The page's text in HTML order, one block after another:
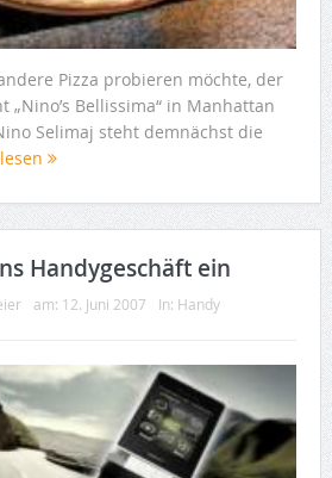
Pizza probieren möchte, der
„Nino’s Bellissima“ in Manhattan
Selimaj steht demnächst die
Handygeschäft ein
am: 12. Juni 2007 In: Handy